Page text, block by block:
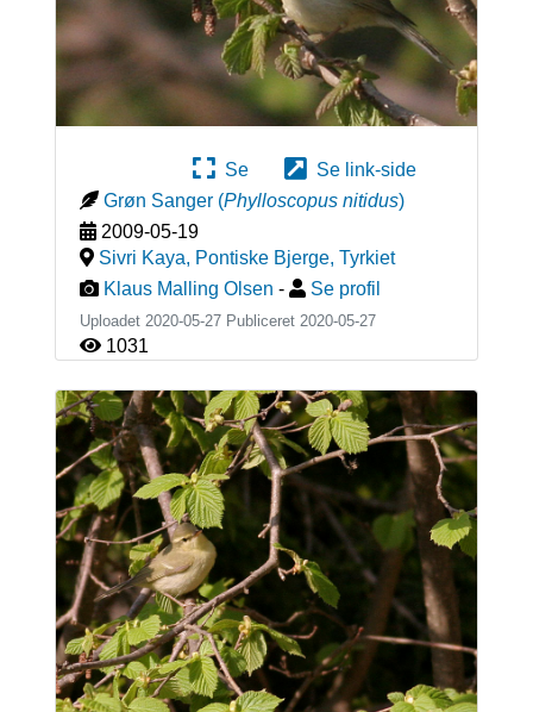
Se
Se link-side
Grøn Sanger (Phylloscopus nitidus)
2009-05-19
Sivri Kaya, Pontiske Bjerge, Tyrkiet
Klaus Malling Olsen - Se profil
Uploadet 2020-05-27 Publiceret 2020-05-27
1031